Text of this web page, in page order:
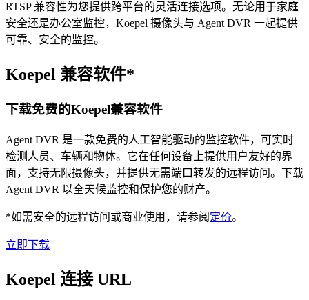
RTSP 兼容性为您提供跨平台的灵活连接选项。无论用于家庭
安全还是办公室监控，Koepel 摄像头与 Agent DVR 一起提供
可靠、安全的监控。
Koepel 兼容软件*
下载免费的Koepel兼容软件
Agent DVR 是一款免费的人工智能驱动的监控软件，可实时
检测人员、车辆和物体。它在任何设备上提供用户友好的界
面，支持无限摄像头，并提供无需端口转发的远程访问。下载
Agent DVR 以全天候监控和保护您的财产。
*如需安全的远程访问或商业使用，请参阅 定价。
立即下载
Koepel 连接 URL